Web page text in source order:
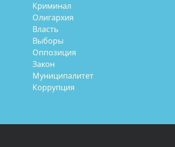
Криминал
Олигархия
Власть
Выборы
Оппозиция
Закон
Муниципалитет
Коррупция